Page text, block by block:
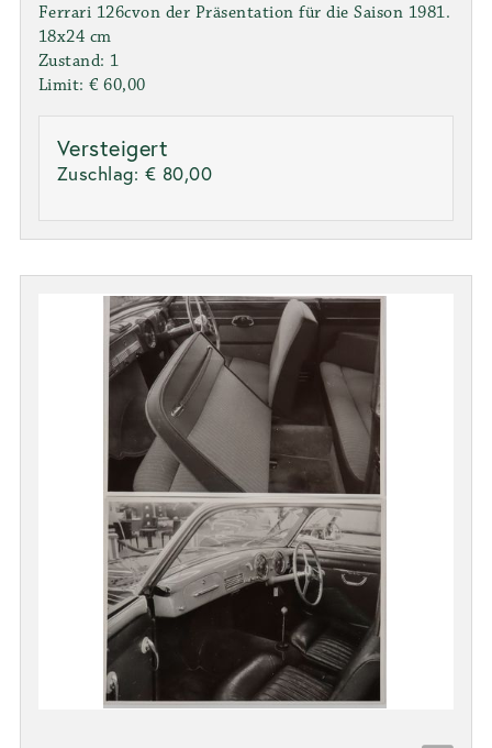
Ferrari 126cvon der Präsentation für die Saison 1981.
18x24 cm
Zustand: 1
Limit: € 60,00
Versteigert
Zuschlag: € 80,00